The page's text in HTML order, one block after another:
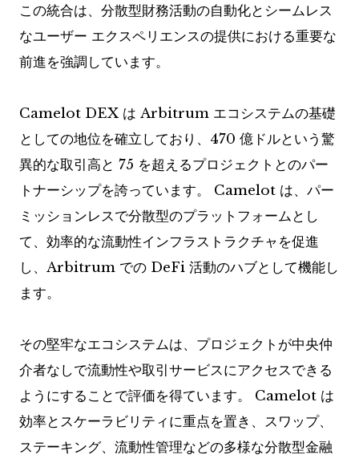
この統合は、分散型財務活動の自動化とシームレス
なユーザー エクスペリエンスの提供における重要な
前進を強調しています。
Camelot DEX は Arbitrum エコシステムの基礎
としての地位を確立しており、470 億ドルという驚
異的な取引高と 75 を超えるプロジェクトとのパー
トナーシップを誇っています。 Camelot は、パー
ミッションレスで分散型のプラットフォームとし
て、効率的な流動性インフラストラクチャを促進
し、Arbitrum での DeFi 活動のハブとして機能し
ます。
その堅牢なエコシステムは、プロジェクトが中央仲
介者なしで流動性や取引サービスにアクセスできる
ようにすることで評価を得ています。 Camelot は
効率とスケーラビリティに重点を置き、スワップ、
ステーキング、流動性管理などの多様な分散型金融